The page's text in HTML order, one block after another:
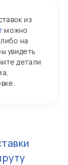
из
можно
на
увидеть
детали